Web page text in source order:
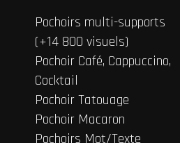
Pochoirs multi-supports
(+14 800 visuels)
Pochoir Café, Cappuccino,
Cocktail
Pochoir Tatouage
Pochoir Macaron
Pochoirs Mot/Texte